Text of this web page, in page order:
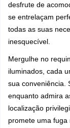
desfrute de
se entrelaçam
todas as suas
inesquecível.
Mergulhe no
iluminados, cada
sua conveniência.
enquanto admira
localização
promete uma fuga